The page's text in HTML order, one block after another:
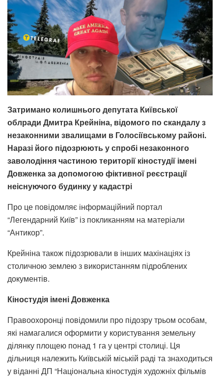
Затримано колишнього депутата Київської
облради Дмитра Крейніна, відомого по скандалу з
незаконними звалищами в Голосіївському районі.
Наразі його підозрюють у спробі незаконного
заволодіння частиною території кіностудії імені
Довженка за допомогою фіктивної реєстрації
неіснуючого будинку у кадастрі
Про це повідомляє інформаційний портал
“Легендарний Київ” із покликанням на матеріали
“Антикор”.
Крейніна також підозрювали в інших махінаціях із
столичною землею з використанням підроблених
документів.
Кіностудія імені Довженка
Правоохоронці повідомили про підозру трьом особам,
які намагалися оформити у користування земельну
ділянку площею понад 1 га у центрі столиці. Ця
дільниця належить Київській міській раді та знаходиться
у віданні ДП “Національна кіностудія художніх фільмів